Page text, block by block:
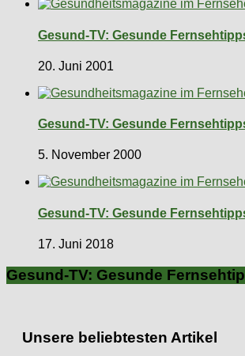
Gesund-TV: Gesunde
20. Juni 2001
Gesund-TV: Gesunde
5. November 2000
Gesund-TV: Gesunde
17. Juni 2018
Gesund-TV: Gesunde
Unsere beliebtesten Artikel